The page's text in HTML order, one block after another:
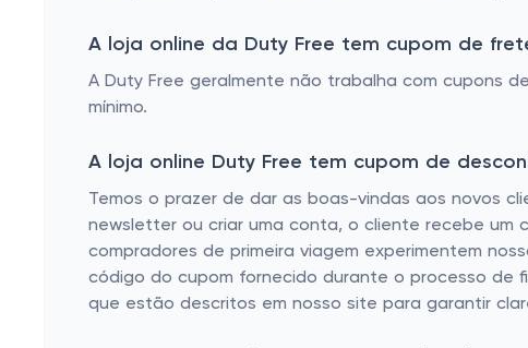
A loja online da Duty Free tem cupom de
A Duty Free geralmente não trabalha com cupons
mínimo.
A loja online Duty Free tem cupom de
Temos o prazer de dar as boas-vindas aos novos
newsletter ou criar uma conta, o cliente recebe um
compradores de primeira viagem experimentem
código do cupom fornecido durante o processo de
que estão descritos em nosso site para garantir